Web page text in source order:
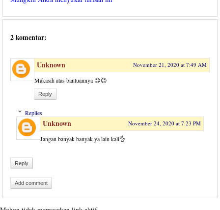
2 komentar:
Unknown November 21, 2020 at 7:49 AM
Makasih atas bantuannya 😉😉
Reply
Replies
Unknown November 24, 2020 at 7:23 PM
Jangan banyak banyak ya lain kali👌
Reply
Add comment